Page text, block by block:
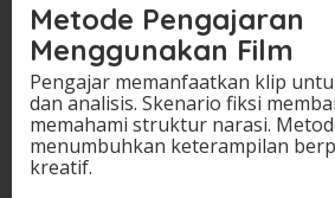
Metode Pengajaran
Menggunakan Film
Pengajar memanfaatkan klip
dan analisis. Skenario fiksi
memahami struktur narasi.
menumbuhkan keterampilan
kreatif.